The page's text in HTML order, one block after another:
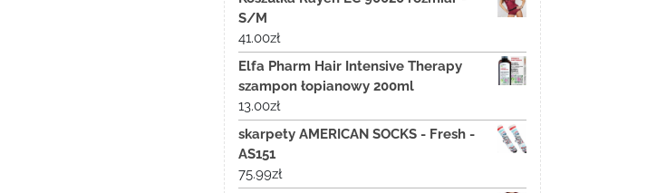
S/M
41.00zł
Elfa Pharm Hair Intensive Therapy
szampon łopianowy 200ml
13.00zł
skarpety AMERICAN SOCKS - Fresh -
AS151
75.99zł